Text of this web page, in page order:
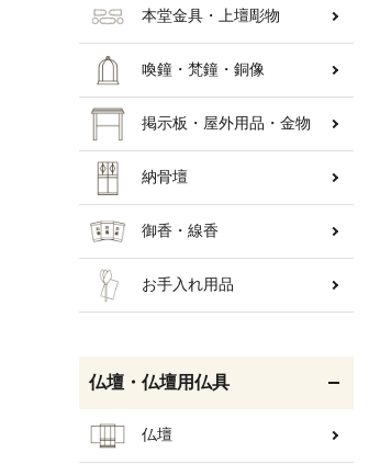
本堂金具・上壇彫物
喚鐘・梵鐘・銅像
掲示板・屋外用品・金物
納骨壇
御香・線香
お手入れ用品
仏壇・仏壇用仏具
仏壇